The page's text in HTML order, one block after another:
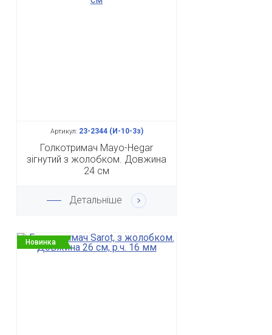
Артикул:23-2344 (И-10-3з)
Голкотримач Mayo-Hegar
зігнутий з жолобком. Довжина
24 см
Детальніше
Новинка